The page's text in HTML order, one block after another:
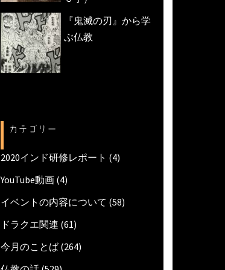
『鬼滅の刃』から学
ぶ仏教
カテゴリー
2020インド研修レポート (4)
YouTube動画 (4)
イベントの内容について (58)
ドラクエ関連 (61)
今月のことば (264)